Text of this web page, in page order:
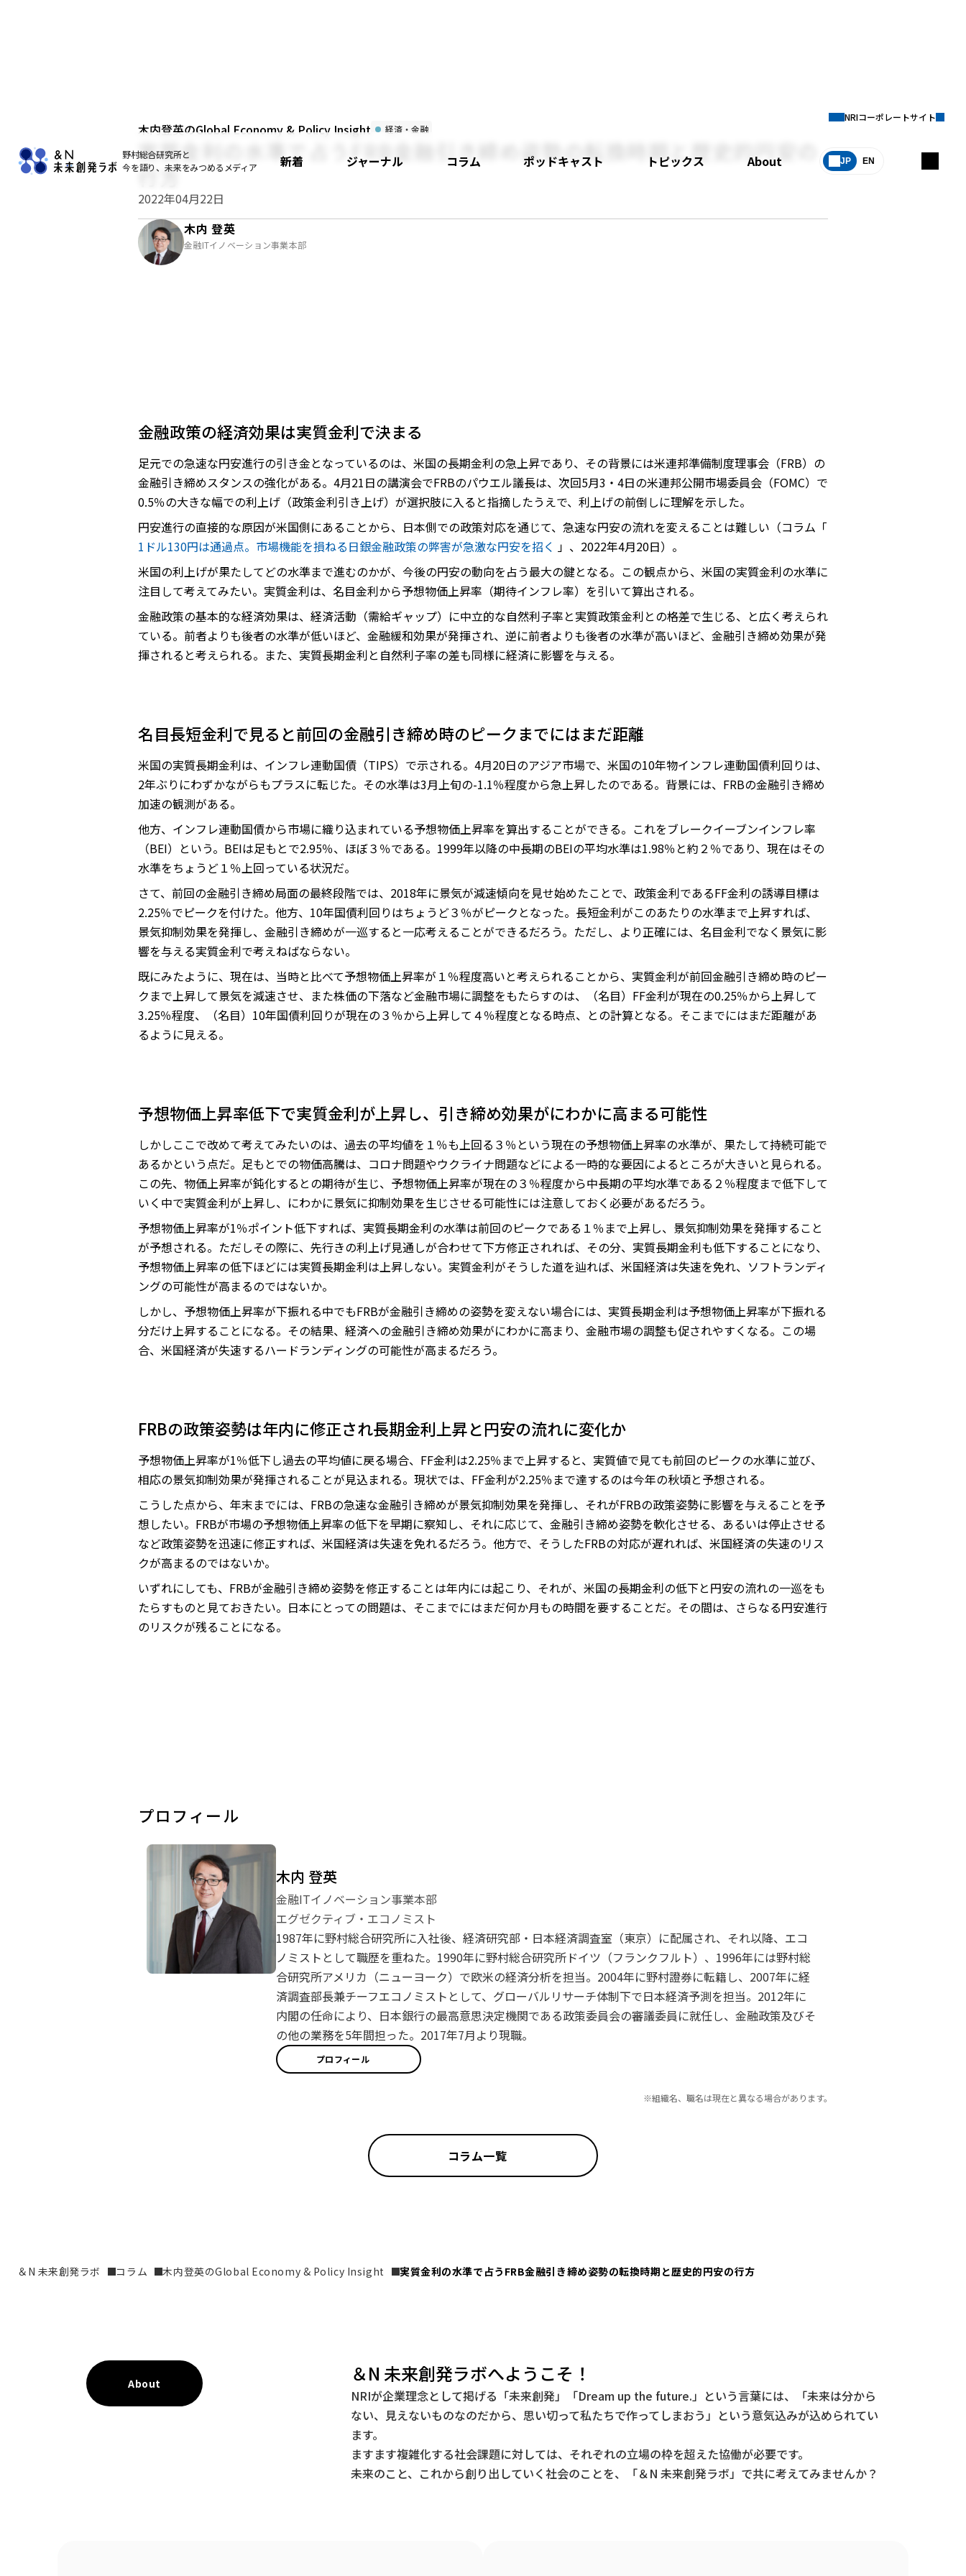
野村総合研究所と
今を語り、未来をみつめるメディア
新着 ジャーナル コラム ポッドキャスト トピックス About JP EN
NRIコーポレートサイト
木内登英のGlobal Economy & Policy Insight 経済・金融
実質金利の水準で占うFRB金融引き締め姿勢の転換時期と歴史的円安の
行方
2022年04月22日
木内 登英
金融ITイノベーション事業本部
金融政策の経済効果は実質金利で決まる
足元での急速な円安進行の引き金となっているのは、米国の長期金利の急上昇であり、その背景には米連邦準備制度理事会（FRB）の
金融引き締めスタンスの強化がある。4月21日の講演会でFRBのパウエル議長は、次回5月3・4日の米連邦公開市場委員会（FOMC）で
0.5％の大きな幅での利上げ（政策金利引き上げ）が選択肢に入ると指摘したうえで、利上げの前倒しに理解を示した。
円安進行の直接的な原因が米国側にあることから、日本側での政策対応を通じて、急速な円安の流れを変えることは難しい（コラム「
1ドル130円は通過点。市場機能を損ねる日銀金融政策の弊害が急激な円安を招く 」、2022年4月20日）。
米国の利上げが果たしてどの水準まで進むのかが、今後の円安の動向を占う最大の鍵となる。この観点から、米国の実質金利の水準に
注目して考えてみたい。実質金利は、名目金利から予想物価上昇率（期待インフレ率）を引いて算出される。
金融政策の基本的な経済効果は、経済活動（需給ギャップ）に中立的な自然利子率と実質政策金利との格差で生じる、と広く考えられ
ている。前者よりも後者の水準が低いほど、金融緩和効果が発揮され、逆に前者よりも後者の水準が高いほど、金融引き締め効果が発
揮されると考えられる。また、実質長期金利と自然利子率の差も同様に経済に影響を与える。
名目長短金利で見ると前回の金融引き締め時のピークまでにはまだ距離
米国の実質長期金利は、インフレ連動国債（TIPS）で示される。4月20日のアジア市場で、米国の10年物インフレ連動国債利回りは、
2年ぶりにわずかながらもプラスに転じた。その水準は3月上旬の-1.1％程度から急上昇したのである。背景には、FRBの金融引き締め
加速の観測がある。
他方、インフレ連動国債から市場に織り込まれている予想物価上昇率を算出することができる。これをブレークイーブンインフレ率
（BEI）という。BEIは足もとで2.95％、ほぼ３％である。1999年以降の中長期のBEIの平均水準は1.98％と約２％であり、現在はその
水準をちょうど１％上回っている状況だ。
さて、前回の金融引き締め局面の最終段階では、2018年に景気が減速傾向を見せ始めたことで、政策金利であるFF金利の誘導目標は
2.25％でピークを付けた。他方、10年国債利回りはちょうど３％がピークとなった。長短金利がこのあたりの水準まで上昇すれば、
景気抑制効果を発揮し、金融引き締めが一巡すると一応考えることができるだろう。ただし、より正確には、名目金利でなく景気に影
響を与える実質金利で考えねばならない。
既にみたように、現在は、当時と比べて予想物価上昇率が１％程度高いと考えられることから、実質金利が前回金融引き締め時のピー
クまで上昇して景気を減速させ、また株価の下落など金融市場に調整をもたらすのは、（名目）FF金利が現在の0.25％から上昇して
3.25％程度、（名目）10年国債利回りが現在の３％から上昇して４％程度となる時点、との計算となる。そこまでにはまだ距離があ
るように見える。
予想物価上昇率低下で実質金利が上昇し、引き締め効果がにわかに高まる可能性
しかしここで改めて考えてみたいのは、過去の平均値を１％も上回る３％という現在の予想物価上昇率の水準が、果たして持続可能で
あるかという点だ。足もとでの物価高騰は、コロナ問題やウクライナ問題などによる一時的な要因によるところが大きいと見られる。
この先、物価上昇率が鈍化するとの期待が生じ、予想物価上昇率が現在の３％程度から中長期の平均水準である２％程度まで低下して
いく中で実質金利が上昇し、にわかに景気に抑制効果を生じさせる可能性には注意しておく必要があるだろう。
予想物価上昇率が1％ポイント低下すれば、実質長期金利の水準は前回のピークである１％まで上昇し、景気抑制効果を発揮すること
が予想される。ただしその際に、先行きの利上げ見通しが合わせて下方修正されれば、その分、実質長期金利も低下することになり、
予想物価上昇率の低下ほどには実質長期金利は上昇しない。実質金利がそうした道を辿れば、米国経済は失速を免れ、ソフトランディ
ングの可能性が高まるのではないか。
しかし、予想物価上昇率が下振れる中でもFRBが金融引き締めの姿勢を変えない場合には、実質長期金利は予想物価上昇率が下振れる
分だけ上昇することになる。その結果、経済への金融引き締め効果がにわかに高まり、金融市場の調整も促されやすくなる。この場
合、米国経済が失速するハードランディングの可能性が高まるだろう。
FRBの政策姿勢は年内に修正され長期金利上昇と円安の流れに変化か
予想物価上昇率が1％低下し過去の平均値に戻る場合、FF金利は2.25％まで上昇すると、実質値で見ても前回のピークの水準に並び、
相応の景気抑制効果が発揮されることが見込まれる。現状では、FF金利が2.25％まで達するのは今年の秋頃と予想される。
こうした点から、年末までには、FRBの急速な金融引き締めが景気抑制効果を発揮し、それがFRBの政策姿勢に影響を与えることを予
想したい。FRBが市場の予想物価上昇率の低下を早期に察知し、それに応じて、金融引き締め姿勢を軟化させる、あるいは停止させる
など政策姿勢を迅速に修正すれば、米国経済は失速を免れるだろう。他方で、そうしたFRBの対応が遅れれば、米国経済の失速のリス
クが高まるのではないか。
いずれにしても、FRBが金融引き締め姿勢を修正することは年内には起こり、それが、米国の長期金利の低下と円安の流れの一巡をも
たらすものと見ておきたい。日本にとっての問題は、そこまでにはまだ何か月もの時間を要することだ。その間は、さらなる円安進行
のリスクが残ることになる。
プロフィール
木内 登英
金融ITイノベーション事業本部
エグゼクティブ・エコノミスト
1987年に野村総合研究所に入社後、経済研究部・日本経済調査室（東京）に配属され、それ以降、エコ
ノミストとして職歴を重ねた。1990年に野村総合研究所ドイツ（フランクフルト）、1996年には野村総
合研究所アメリカ（ニューヨーク）で欧米の経済分析を担当。2004年に野村證券に転籍し、2007年に経
済調査部長兼チーフエコノミストとして、グローバルリサーチ体制下で日本経済予測を担当。2012年に
内閣の任命により、日本銀行の最高意思決定機関である政策委員会の審議委員に就任し、金融政策及びそ
の他の業務を5年間担った。2017年7月より現職。
プロフィール
※組織名、職名は現在と異なる場合があります。
コラム一覧
＆N 未来創発ラボ コラム 木内登英のGlobal Economy & Policy Insight 実質金利の水準で占うFRB金融引き締め姿勢の転換時期と歴史的円安の行方
About ＆N 未来創発ラボへようこそ！
NRIが企業理念として掲げる「未来創発」「Dream up the future.」という言葉には、「未来は分から
ない、見えないものなのだから、思い切って私たちで作ってしまおう」という意気込みが込められてい
ます。
ますます複雑化する社会課題に対しては、それぞれの立場の枠を超えた協働が必要です。
未来のこと、これから創り出していく社会のことを、「＆N 未来創発ラボ」で共に考えてみませんか？